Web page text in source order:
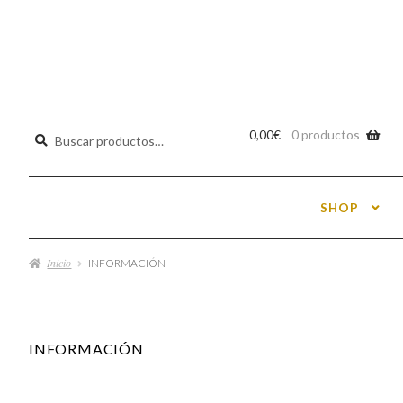
Buscar
0,00€ 0 productos
SHOP
Inicio INFORMACIÓN
INFORMACIÓN